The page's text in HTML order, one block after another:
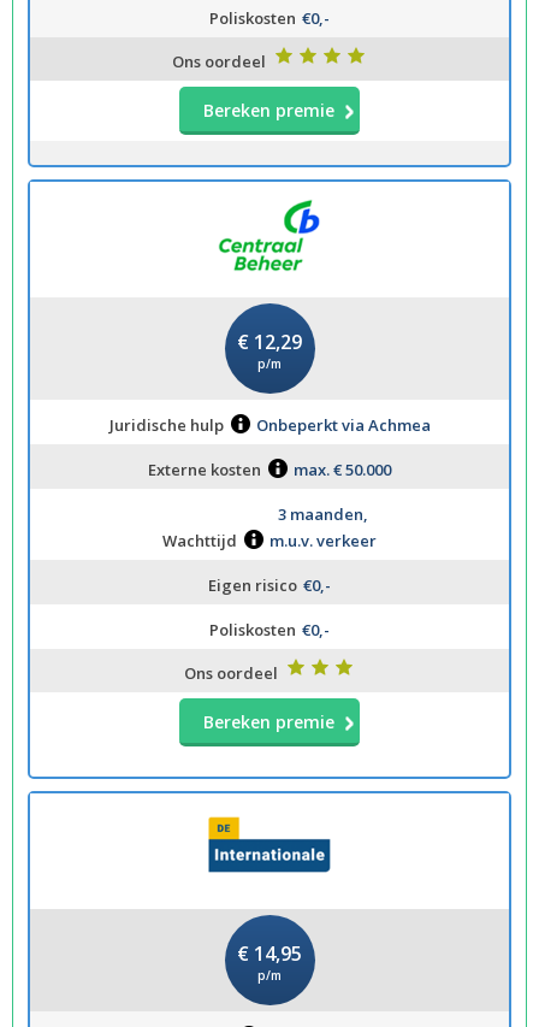
Poliskosten €0,-
Ons oordeel
Bereken premie
€ 12,29
p/m
Juridische hulp Onbeperkt via Achmea
Externe kosten max. € 50.000
Wachttijd
3 maanden,
m.u.v. verkeer
Eigen risico €0,-
Poliskosten €0,-
Ons oordeel
Bereken premie
€ 14,95
p/m